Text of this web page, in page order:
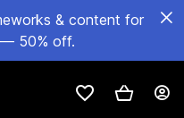
& content for
50% off.